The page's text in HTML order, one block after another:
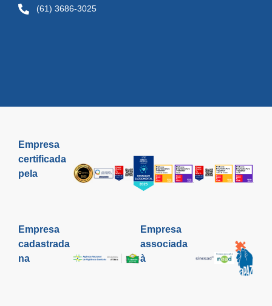
(61) 3686-3025
Empresa
certificada
pela
Empresa
cadastrada
na
Empresa
associada
à